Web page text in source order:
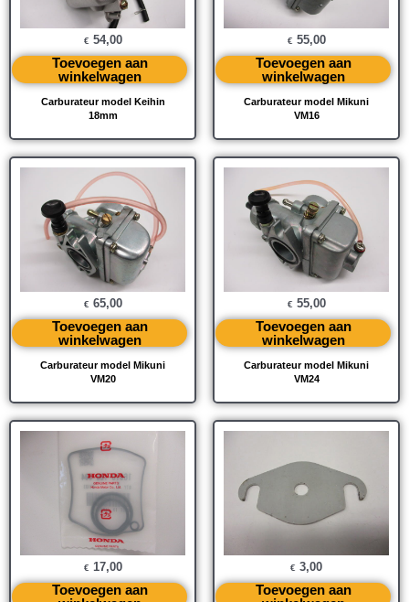
Carburateur model Keihin
18mm
€ 54,00
Toevoegen aan
winkelwagen
Carburateur model Mikuni
VM16
€ 55,00
Toevoegen aan
winkelwagen
Carburateur model Mikuni
VM20
€ 65,00
Toevoegen aan
winkelwagen
Carburateur model Mikuni
VM24
€ 55,00
Toevoegen aan
winkelwagen
€ 17,00
Toevoegen aan
€ 3,00
Toevoegen aan